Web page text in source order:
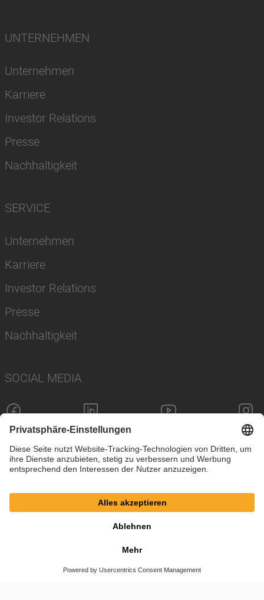
UNTERNEHMEN
Unternehmen
Karriere
Investor Relations
Presse
Nachhaltigkeit
SERVICE
Unternehmen
Karriere
Investor Relations
Presse
Nachhaltigkeit
SOCIAL MEDIA
© SAF-HOLLAND SE
Datenschutz
Cookie-Einstellungen
AGB